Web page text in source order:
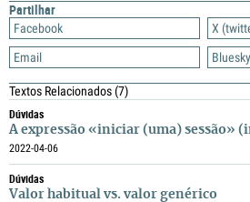
Partilhar
Facebook
X
Email
Bluesky
Textos Relacionados(7)
Dúvidas
A expressão «iniciar (uma) sessão»
2022-04-06
Dúvidas
Valor habitual vs. valor genérico